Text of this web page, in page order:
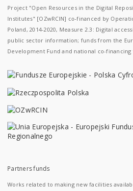
Project "Open Resources in the Digital
Institutes" [OZwRCIN] co-financed by
Poland, 2014-2020, Measure 2.3: Digital
public sector information; funds from the
Development Fund and national co-
Partners funds
Works related to making new facilities